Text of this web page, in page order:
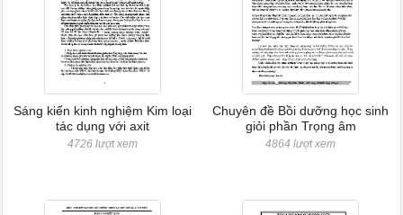
Sáng kiến kinh nghiệm Kim loại
tác dụng với axit
4726 lượt xem
Chuyên đề Bồi dưỡng học sinh
giỏi phần Trọng âm
4864 lượt xem